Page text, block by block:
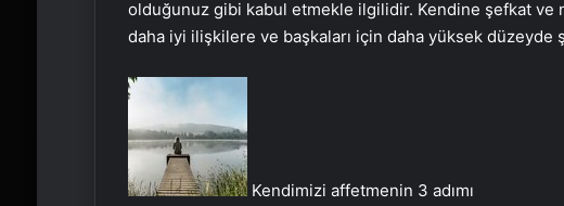
olduğunuz gibi kabul etmekle ilgilidir. Kendine şefkat ve
daha iyi ilişkilere ve başkaları için daha yüksek
Kendimizi affetmenin 3 adımı